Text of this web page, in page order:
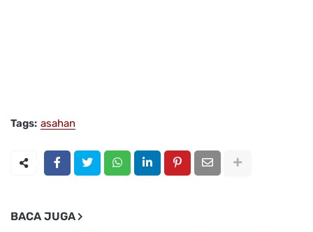
Tags: asahan
BACA JUGA